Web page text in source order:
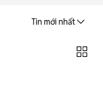
Tin mới nhất